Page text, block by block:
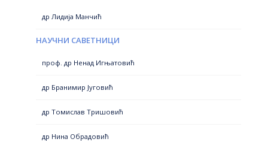
др Лидија Манчић
НАУЧНИ САВЕТНИЦИ
проф. др Ненад Игњатовић
др Бранимир Југовић
др Томислав Тришовић
др Нина Обрадовић